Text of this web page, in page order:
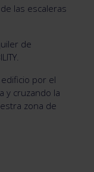
las escaleras
de
por el
y cruzando la
zona de